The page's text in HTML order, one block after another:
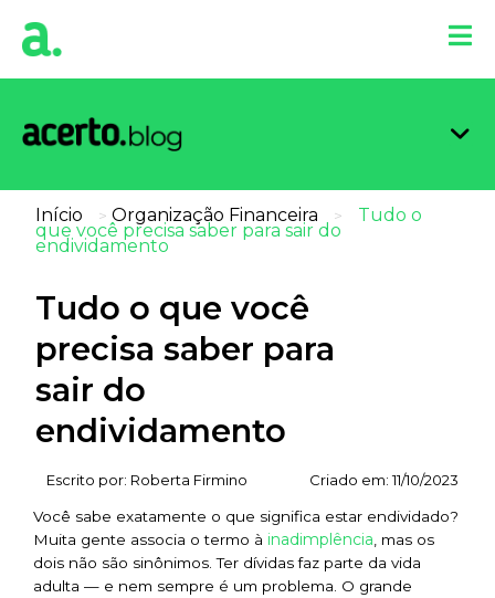
Início > Organização Financeira > Tudo o
que você precisa saber para sair do
endividamento
Tudo o que você
precisa saber para
sair do
endividamento
Escrito por: Roberta Firmino Criado em: 11/10/2023
Você sabe exatamente o que significa estar endividado?
Muita gente associa o termo à inadimplência , mas os
dois não são sinônimos. Ter dívidas faz parte da vida
adulta — e nem sempre é um problema. O grande